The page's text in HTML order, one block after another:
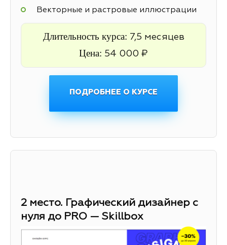
Векторные и растровые иллюстрации
Длительность курса: 7,5 месяцев
Цена: 54 000 ₽
ПОДРОБНЕЕ О КУРСЕ
2 место. Графический дизайнер с
нуля до PRO — Skillbox